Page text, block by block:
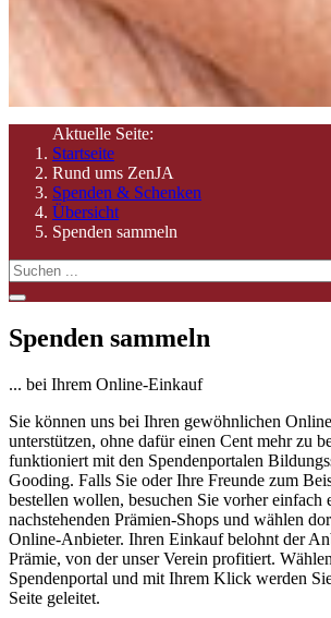
Aktuelle Seite:
Startseite
Rund ums ZenJA
Spenden & Schenken
Übersicht
Spenden sammeln
Spenden sammeln
... bei Ihrem Online-Einkauf
Sie können uns bei Ihren gewöhnlichen
unterstützen, ohne dafür einen Cent mehr zu
funktioniert mit den Spendenportalen
Gooding. Falls Sie oder Ihre Freunde zum
bestellen wollen, besuchen Sie vorher einfach
nachstehenden Prämien-Shops und wählen
Online-Anbieter. Ihren Einkauf belohnt der
Prämie, von der unser Verein profitiert.
Spendenportal und mit Ihrem Klick werden
Seite geleitet.